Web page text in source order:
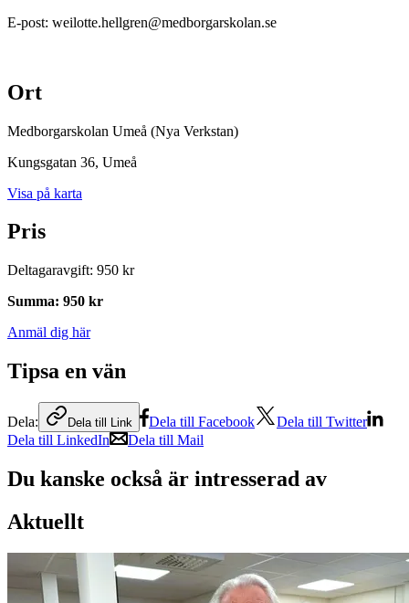
E-post: weilotte.hellgren@medborgarskolan.se
Ort
Medborgarskolan Umeå (Nya Verkstan)
Kungsgatan 36, Umeå
Visa på karta
Pris
Deltagaravgift: 950 kr
Summa: 950 kr
Anmäl dig här
Tipsa en vän
Dela: Dela till Link Dela till Facebook
Dela till Twitter
Dela till LinkedIn
Dela till Mail
Du kanske också är intresserad av
Aktuellt